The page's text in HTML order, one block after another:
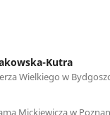
Kutra
Wielkiego w
Mickiewicza w